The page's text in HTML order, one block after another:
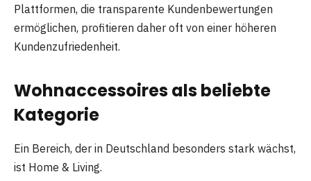
Plattformen, die transparente Kundenbewertungen
ermöglichen, profitieren daher oft von einer höheren
Kundenzufriedenheit.
Wohnaccessoires als beliebte
Kategorie
Ein Bereich, der in Deutschland besonders stark wächst,
ist Home & Living.